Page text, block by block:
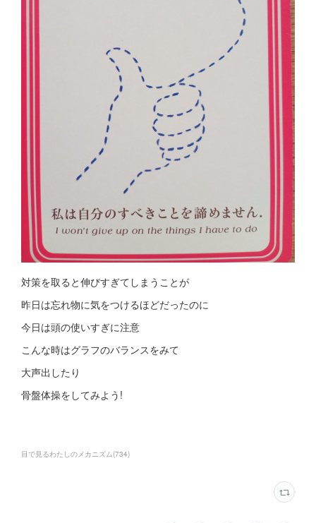
対策を取ると伸びすぎてしまうことが
昨日は忘れ物に気をつけるほどだったのに
今日は頭の使いすぎに注意
こんな時はグラフのバランスをみて
大声出したり
骨盤体操をしてみよう!
目で見るわたしのメカニズム(734)